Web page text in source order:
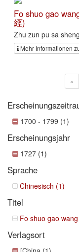
Fo shuo gao
經)
Zhu zun pu sa
Mehr Informationen
«
1700 - 1799 (1)
Erscheinungsjahr
1727 (1)
Sprache
Chinesisch (1)
Titel
Fo shuo gao
Verlagsort